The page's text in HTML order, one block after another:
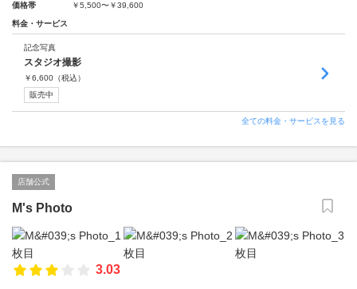
価格帯
￥5,500〜￥39,600
料金・サービス
記念写真
スタジオ撮影
￥6,600 （税込）
販売中
全ての料金・サービスを見る
店舗公式
M's Photo
3.03